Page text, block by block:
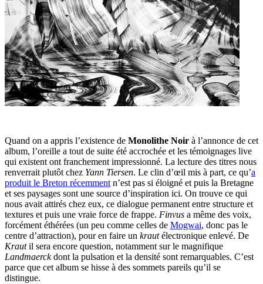
Quand on a appris l’existence de Monolithe Noir à l’annonce de cet
album, l’oreille a tout de suite été accrochée et les témoignages live
qui existent ont franchement impressionné. La lecture des titres nous
renverrait plutôt chez Yann Tiersen. Le clin d’œil mis à part, ce qu’a
produit le Breton récemment n’est pas si éloigné et puis la Bretagne
et ses paysages sont une source d’inspiration ici. On trouve ce qui
nous avait attirés chez eux, ce dialogue permanent entre structure et
textures et puis une vraie force de frappe. Finvus a même des voix,
forcément éthérées (un peu comme celles de Mogwai, donc pas le
centre d’attraction), pour en faire un krautélectronique enlevé. De
Krautil sera encore question, notamment sur le magnifique
Landmaerckdont la pulsation et la densité sont remarquables. C’est
parce que cet album se hisse à des sommets pareils qu’il se
distingue.